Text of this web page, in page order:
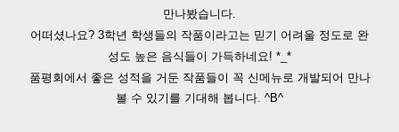
만나봤습니다.
어떠셨나요? 3학년 학생들의 작품이라고는 믿기 어려울 정도로 완
성도 높은 음식들이 가득하네요! *_*
품평회에서 좋은 성적을 거둔 작품들이 꼭 신메뉴로 개발되어 만나
볼 수 있기를 기대해 봅니다. ^B^